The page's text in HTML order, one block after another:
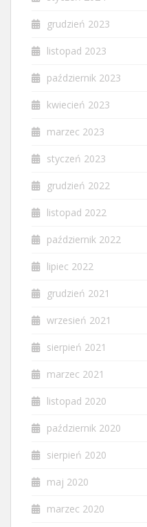
grudzień 2023
listopad 2023
październik 2023
kwiecień 2023
marzec 2023
styczeń 2023
grudzień 2022
listopad 2022
październik 2022
lipiec 2022
grudzień 2021
wrzesień 2021
sierpień 2021
marzec 2021
listopad 2020
październik 2020
sierpień 2020
maj 2020
marzec 2020